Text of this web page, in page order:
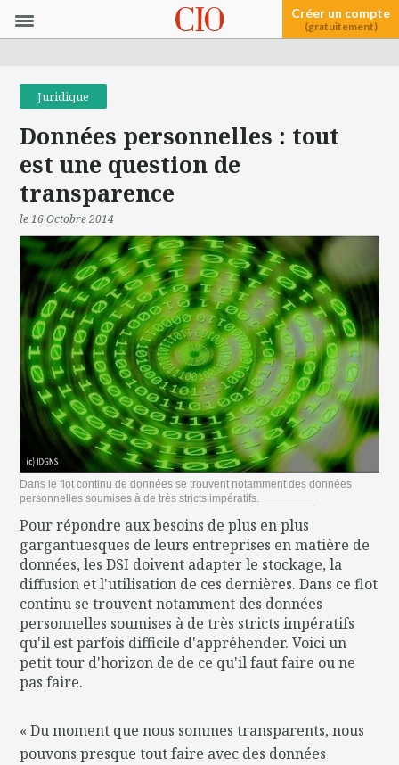
Créer un compte
(gratuitement)
Juridique
Données personnelles : tout
est une question de
transparence
le 16 Octobre 2014
Dans le flot continu de données se trouvent notamment des données
personnelles soumises à de très stricts impératifs.
Pour répondre aux besoins de plus en plus
gargantuesques de leurs entreprises en matière de
données, les DSI doivent adapter le stockage, la
diffusion et l'utilisation de ces dernières. Dans ce flot
continu se trouvent notamment des données
personnelles soumises à de très stricts impératifs
qu'il est parfois difficile d'appréhender. Voici un
petit tour d'horizon de de ce qu'il faut faire ou ne
pas faire.
« Du moment que nous sommes transparents, nous
pouvons presque tout faire avec des données